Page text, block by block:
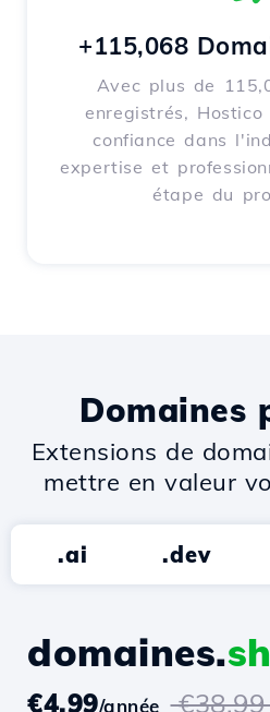
+115,068
Avec plus de
enregistrés,
confiance dans
expertise et
étape du
Domaines
Extensions de
mettre en valeur
.ai .dev
domaines.
€4.99/année